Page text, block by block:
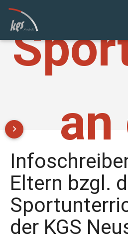
keyboard_arrow_right
an
Eltern bzgl.
der KGS